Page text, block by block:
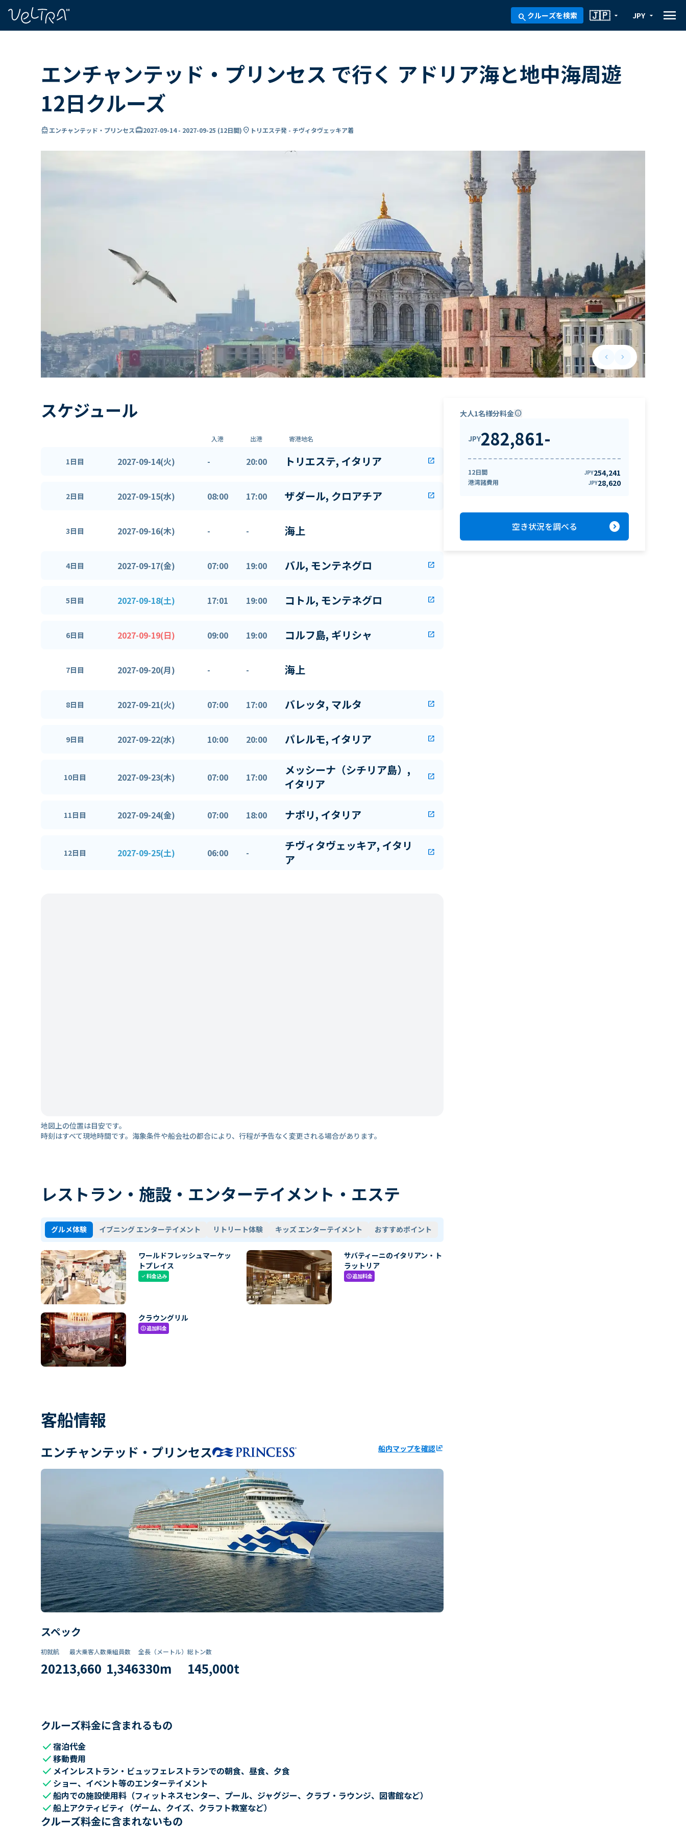
search クルーズを検索 arrow_drop_down
🇯🇵 arrow_drop_down
JPY menu
エンチャンテッド・プリンセス で行く アドリア海と地中海周遊
12日クルーズ
directions_boatエンチャンテッド・プリンセスcard_travel2027-09-14- 2027-09-25 (12日間) location_on トリエステ発 - チヴィタヴェッキア着
keyboard_arrow_leftPrevious slide
keyboard_arrow_rightNext slide
スケジュール
入港 出港 寄港地名
1日目 2027-09-14(火) - 20:00 トリエステ, イタリア open_in_new
2日目 2027-09-15(水) 08:00 17:00 ザダール, クロアチア open_in_new
3日目 2027-09-16(木) - - 海上
4日目 2027-09-17(金) 07:00 19:00 バル, モンテネグロ open_in_new
5日目 2027-09-18(土) 17:01 19:00 コトル, モンテネグロ open_in_new
6日目 2027-09-19(日) 09:00 19:00 コルフ島, ギリシャ open_in_new
7日目 2027-09-20(月) - - 海上
8日目 2027-09-21(火) 07:00 17:00 バレッタ, マルタ open_in_new
9日目 2027-09-22(水) 10:00 20:00 パレルモ, イタリア open_in_new
10日目 2027-09-23(木) 07:00 17:00
メッシーナ（シチリア島）,
イタリア
open_in_new
11日目 2027-09-24(金) 07:00 18:00 ナポリ, イタリア open_in_new
12日目 2027-09-25(土) 06:00 -
チヴィタヴェッキア, イタリ
ア
open_in_new
地図上の位置は目安です。
時刻はすべて現地時間です。海象条件や船会社の都合により、行程が予告なく変更される場合があります。
レストラン・施設・エンターテイメント・エステ
グルメ体験 イブニング エンターテイメント リトリート体験 キッズ エンターテイメント おすすめポイント
ワールドフレッシュマーケッ
トプレイス
check料金込み
サバティーニのイタリアン・ト
ラットリア
paid追加料金
クラウングリル
paid追加料金
客船情報
エンチャンテッド・プリンセス 船内マップを確認ungroup
スペック
初就航
2021
最大乗客人数
3,660
乗組員数​
1,346
全長（メートル）
330m
総トン数​
145,000t
クルーズ料金に含まれるもの
check宿泊代金
check移動費用
check メインレストラン・ビュッフェレストランでの朝食、昼食、夕食
check ショー、イベント等のエンターテイメント
check船内での施設使用料（フィットネスセンター、プール、ジャグジー、クラブ・ラウンジ、図書館など）
check船上アクティビティ（ゲーム、クイズ、クラフト教室など）
クルーズ料金に含まれないもの
大人1名様分料金info
JPY282,861-
12日間 JPY254,241
港湾諸費用 JPY28,620
空き状況を調べる expand_circle_right